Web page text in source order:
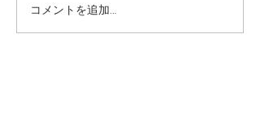
究極のアンチエイジング
美容水
コメントを追加…